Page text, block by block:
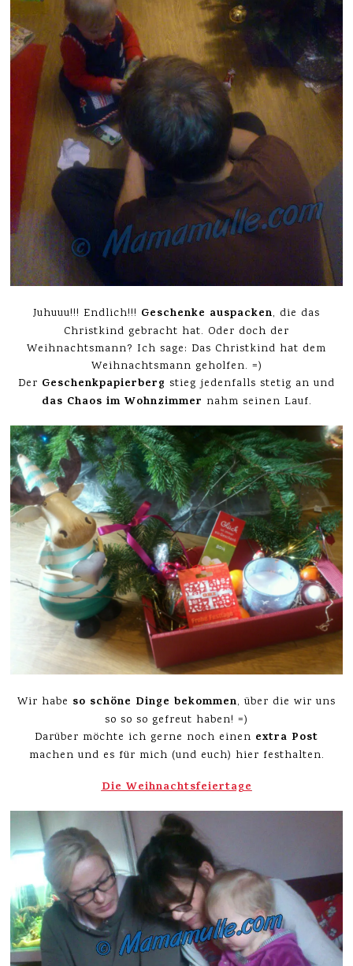
Juhuuu!!! Endlich!!! Geschenke auspacken, die das
Christkind gebracht hat. Oder doch der
Weihnachtsmann? Ich sage: Das Christkind hat dem
Weihnachtsmann geholfen. =)
Der Geschenkpapierberg stieg jedenfalls stetig an und
das Chaos im Wohnzimmer nahm seinen Lauf.
Wir habe so schöne Dinge bekommen, über die wir uns
so so so gefreut haben! =)
Darüber möchte ich gerne noch einen extra Post
machen und es für mich (und euch) hier festhalten.
Die Weihnachtsfeiertage